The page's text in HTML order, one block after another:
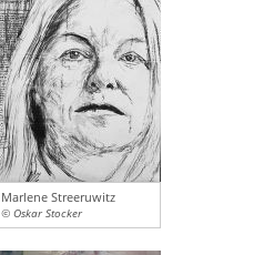
Marlene Streeruwitz
© Oskar Stocker